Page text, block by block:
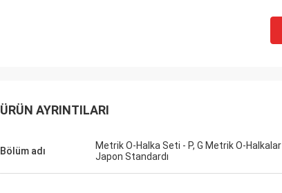
ÜRÜN AYRINTILARI
Bölüm adı
Metrik O-Halka Seti - P, G Metrik O-Halkalar
Japon Standardı